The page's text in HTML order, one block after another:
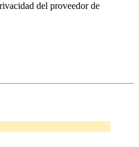
del proveedor de